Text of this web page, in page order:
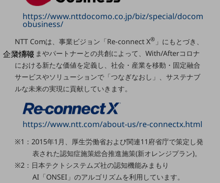
別ウィンドウで開きます
企業情報
企業情報TOP
会社案内
会社案内TOP
社長からのご挨拶
グループ会社
https://www.nttdocomo.co.jp/biz/special/docom
obusiness/
NTT Comは、事業ビジョン「Re-connect X® 」にもとづき、
お客さまやパートナーとの共創によって、With/Afterコロナ
における新たな価値を定義し、社会・産業を移動・固定融合
サービスやソリューションで「つなぎなおし」、サステナブ
ルな未来の実現に貢献していきます。
https://www.ntt.com/about-us/re-connectx.html
※1：2015年1月、厚生労働省および関連11府省庁で策定し発
表された認知症施策総合推進施策(新オレンジプラン)。
※2：日本テクトシステムズ社の認知機能みまもり
AI「ONSEI」のアルゴリズムを利用しています。